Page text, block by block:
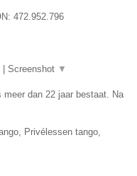
472.952.796
Screenshot ▼
meer dan 22 jaar bestaat. Na
Privélessen tango,